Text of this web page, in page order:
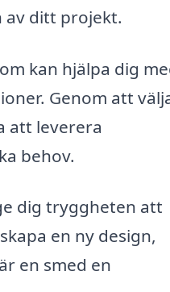
av ditt projekt.
kan hjälpa dig
Genom att
att leverera
behov.
dig tryggheten att
en ny design,
en smed en